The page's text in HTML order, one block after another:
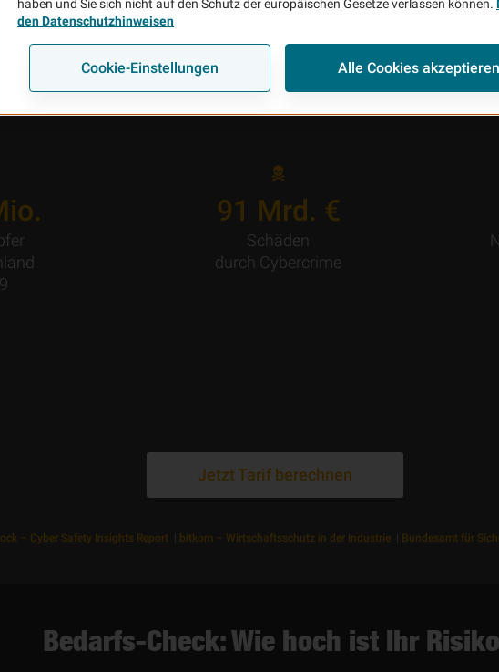
Angriffe handelt es sich um sogenannte Phishing-Attacken, bei
Passwörter, erbeutet werden, mit denen die Cyberkriminellen zu
95 Mrd. €
Schäden
durch Cybercrime
Jetzt Tarif berechnen
– Cyber Safety Insights Report bitkom – Wirtschaftsschutz in der Industrie Bundesamt für
Bedarfs-Check: Wie hoch ist Ihr
haben und Sie sich nicht auf den Schutz der europäischen Gesetze verlassen können.
den Datenschutzhinweisen
Cookie-Einstellungen Alle Cookies akzeptieren